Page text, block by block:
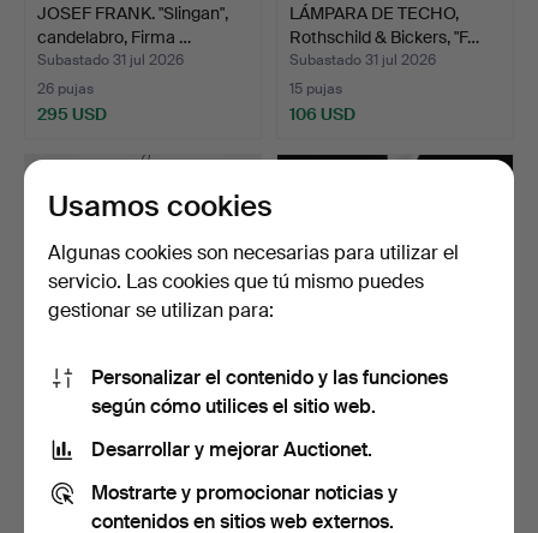
JOSEF FRANK. "Slingan",
candelabro, Firma …
Subastado 31 jul 2026
26 pujas
295 USD
LÁMPARA DE TECHO,
Rothschild & Bickers, "F…
Subastado 31 jul 2026
15 pujas
106 USD
INGA SEMPÉ. "Hexagon",
aprox. 2015, para W…
Subastado 31 jul 2026
17 pujas
379 USD
LE KLINT. "Lamelia 1",
modelo 132, década …
9 pujas
212 USD
Usamos cookies
Algunas cookies son necesarias para utilizar el
servicio. Las cookies que tú mismo puedes
gestionar se utilizan para:
Personalizar el contenido y las funciones
según cómo utilices el sitio web.
Desarrollar y mejorar Auctionet.
Mostrarte y promocionar noticias y
contenidos en sitios web externos.